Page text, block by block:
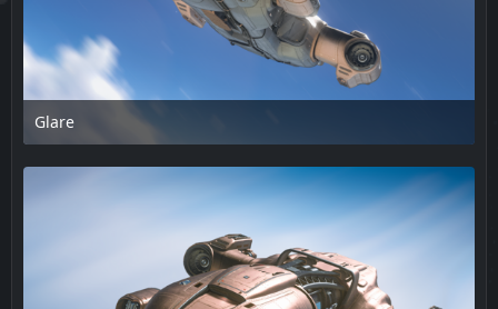
Glare
17. Februar 2025 um 13:48